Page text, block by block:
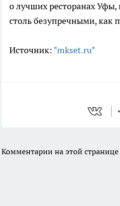
о лучших ресторанах Уфы,
столь безупречными, как
Источник: "mkset.ru"
Комментарии на этой